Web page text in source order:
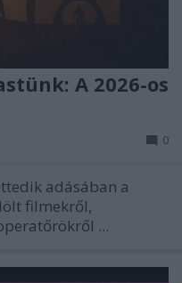
A 2026-os
0
adásában a
filmekről,
...